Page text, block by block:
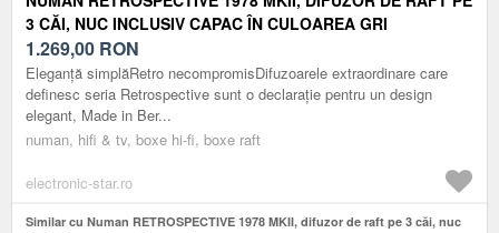
3 CĂI, NUC INCLUSIV CAPAC ÎN CULOAREA GRI
1.269,00 RON
Eleganță simplăRetro necompromisDifuzoarele extraordinare care
definesc seria Retrospective sunt o declarație pentru un design
elegant, Made in Ber...
numan, hifi & tv, boxe hi-fi, boxe raft
electronic-star.ro
Similar cu Numan RETROSPECTIVE 1978 MKII, difuzor de raft pe 3 căi, nuc